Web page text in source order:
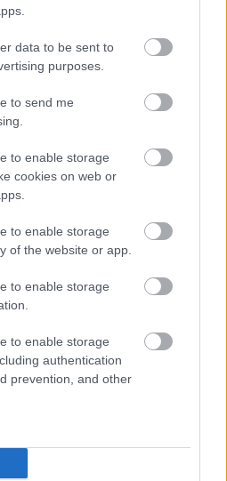
data to be sent to
purposes.
to send me
to enable storage
cookies on web or
to enable storage
of the website or app.
to enable storage
to enable storage
authentication
prevention, and other
a mikronéz csoda
nyár, eljön a tengerparti
és a
ideje. Van ...